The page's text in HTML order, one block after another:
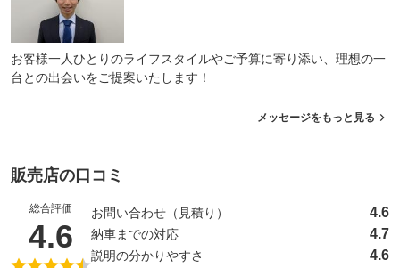
お客様一人ひとりのライフスタイルやご予算に寄り添い、理想の一
台との出会いをご提案いたします！
メッセージをもっと見る
販売店の口コミ
総合評価
4.6 （5点満点中）
お問い合わせ（見積り） 4.6
納車までの対応 4.7
説明の分かりやすさ 4.6